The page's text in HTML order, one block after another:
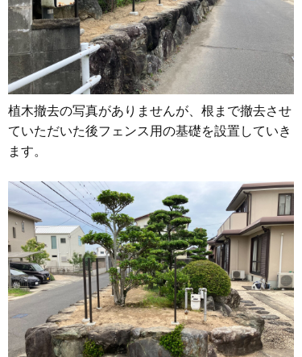
植木撤去の写真がありませんが、根まで撤去させ
ていただいた後フェンス用の基礎を設置していき
ます。